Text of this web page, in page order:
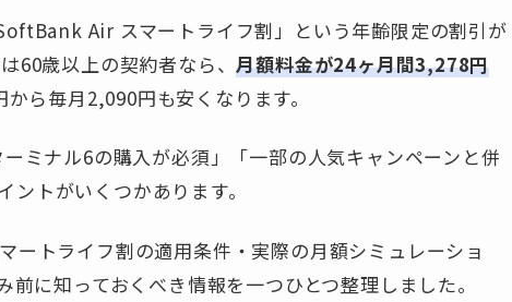
Air スマートライフ割」という年齢限定の割引が
60歳以上の契約者なら、月額料金が24ヶ月間3,278円
ら毎月2,090円も安くなります。
ミナル6の購入が必須」「一部の人気キャンペーンと併
トがいくつかあります。
ートライフ割の適用条件・実際の月額シミュレーショ
に知っておくべき情報を一つひとつ整理しました。